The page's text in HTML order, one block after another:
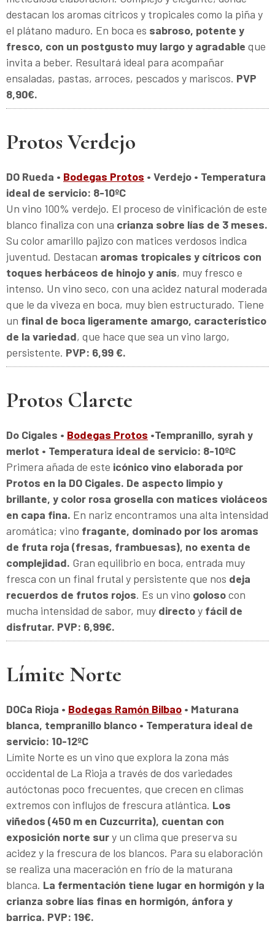
destacan los aromas cítricos y tropicales como la piña y
el plátano maduro. En boca es sabroso, potente y
fresco, con un postgusto muy largo y agradable que
invita a beber. Resultará ideal para acompañar
ensaladas, pastas, arroces, pescados y mariscos. PVP
8,90€.
Protos Verdejo
DO Rueda • Bodegas Protos • Verdejo • Temperatura
ideal de servicio: 8-10ºC
Un vino 100% verdejo. El proceso de vinificación de este
blanco finaliza con una crianza sobre lías de 3 meses.
Su color amarillo pajizo con matices verdosos indica
juventud. Destacan aromas tropicales y cítricos con
toques herbáceos de hinojo y anís, muy fresco e
intenso. Un vino seco, con una acidez natural moderada
que le da viveza en boca, muy bien estructurado. Tiene
un final de boca ligeramente amargo, característico
de la variedad, que hace que sea un vino largo,
persistente. PVP: 6,99 €.
Protos Clarete
Do Cigales • Bodegas Protos •Tempranillo, syrah y
merlot • Temperatura ideal de servicio: 8-10ºC
Primera añada de este icónico vino elaborada por
Protos en la DO Cigales. De aspecto limpio y
brillante, y color rosa grosella con matices violáceos
en capa fina. En nariz encontramos una alta intensidad
aromática; vino fragante, dominado por los aromas
de fruta roja (fresas, frambuesas), no exenta de
complejidad. Gran equilibrio en boca, entrada muy
fresca con un final frutal y persistente que nos deja
recuerdos de frutos rojos. Es un vino golosocon
mucha intensidad de sabor, muy directoy fácil de
disfrutar. PVP: 6,99€.
Límite Norte
DOCa Rioja • Bodegas Ramón Bilbao • Maturana
blanca, tempranillo blanco • Temperatura ideal de
servicio: 10-12ºC
Límite Norte es un vino que explora la zona más
occidental de La Rioja a través de dos variedades
autóctonas poco frecuentes, que crecen en climas
extremos con influjos de frescura atlántica. Los
viñedos (450 m en Cuzcurrita), cuentan con
exposición norte sury un clima que preserva su
acidez y la frescura de los blancos. Para su elaboración
se realiza una maceración en frío de la maturana
blanca. La fermentación tiene lugar en hormigón y la
crianza sobre lías finas en hormigón, ánfora y
barrica. PVP: 19€.